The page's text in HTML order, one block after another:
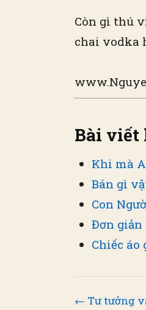
Còn gì thú
chai vodka
Bài viết
Khi mà
Bán gì
Con
Đơn giản
Chiếc áo
← Tư tưởng